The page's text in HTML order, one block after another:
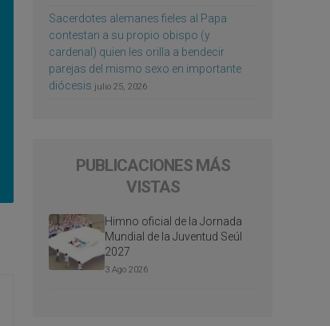
Sacerdotes alemanes fieles al Papa
contestan a su propio obispo (y
cardenal) quien les orilla a bendecir
parejas del mismo sexo en importante
diócesis julio 25, 2026
PUBLICACIONES MÁS
VISTAS
Himno oficial de la Jornada
Mundial de la Juventud Seúl
2027
3 Ago 2026